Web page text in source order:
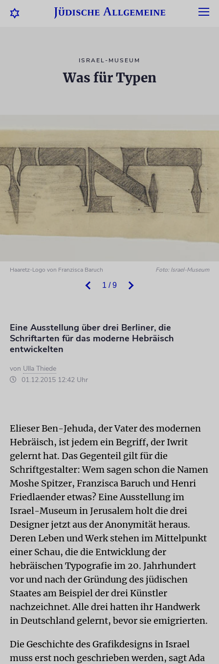
ISRAEL-MUSEUM
Was für Typen
1 / 9
Haaretz-Logo von Franzisca Baruch Foto: Israel-Museum
Eine Ausstellung über drei Berliner, die
Schriftarten für das moderne Hebräisch
entwickelten
von Ulla Thiede
01.12.2015 12:42 Uhr
Elieser Ben-Jehuda, der Vater des modernen
Hebräisch, ist jedem ein Begriff, der Iwrit
gelernt hat. Das Gegenteil gilt für die
Schriftgestalter: Wem sagen schon die Namen
Moshe Spitzer, Franzisca Baruch und Henri
Friedlaender etwas? Eine Ausstellung im
Israel-Museum in Jerusalem holt die drei
Designer jetzt aus der Anonymität heraus.
Deren Leben und Werk stehen im Mittelpunkt
einer Schau, die die Entwicklung der
hebräischen Typografie im 20. Jahrhundert
vor und nach der Gründung des jüdischen
Staates am Beispiel der drei Künstler
nachzeichnet. Alle drei hatten ihr Handwerk
in Deutschland gelernt, bevor sie emigrierten.
Die Geschichte des Grafikdesigns in Israel
muss erst noch geschrieben werden, sagt Ada